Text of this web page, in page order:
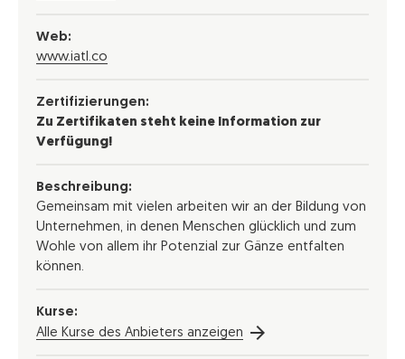
Web:
www.iatl.co
Zertifizierungen:
Zu Zertifikaten steht keine Information zur
Verfügung!
Beschreibung:
Gemeinsam mit vielen arbeiten wir an der Bildung von
Unternehmen, in denen Menschen glücklich und zum
Wohle von allem ihr Potenzial zur Gänze entfalten
können.
Kurse:
Alle Kurse des Anbieters anzeigen